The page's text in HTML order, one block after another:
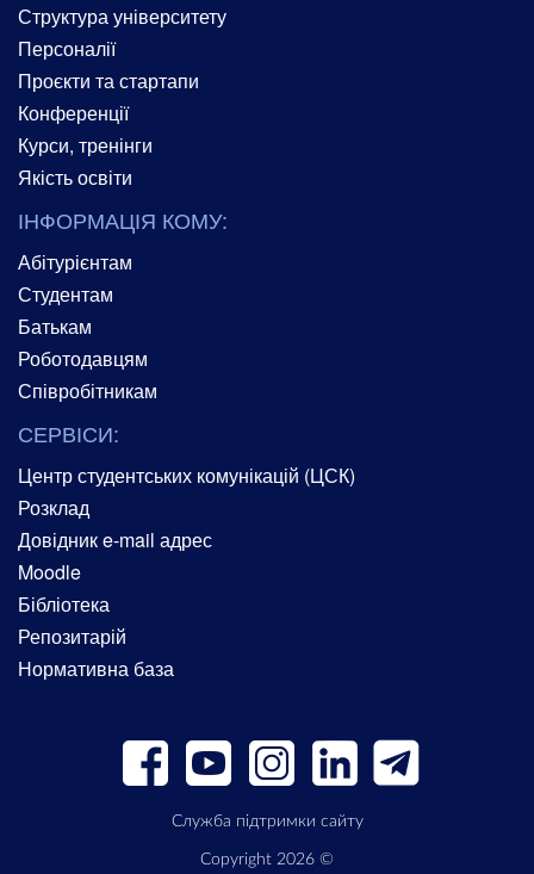
Структура університету
Персоналії
Проєкти та стартапи
Конференції
Курси, тренінги
Якість освіти
ІНФОРМАЦІЯ КОМУ:
Абітурієнтам
Студентам
Батькам
Роботодавцям
Співробітникам
СЕРВІСИ:
Центр студентських комунікацій (ЦСК)
Розклад
Довідник e-mail адрес
Moodle
Бібліотека
Репозитарій
Нормативна база
Служба підтримки сайту
Copyright 2026 ©